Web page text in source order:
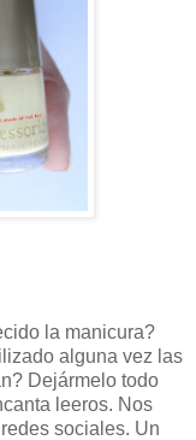
la manicura?
alguna vez las
Dejármelo todo
leeros. Nos
sociales. Un